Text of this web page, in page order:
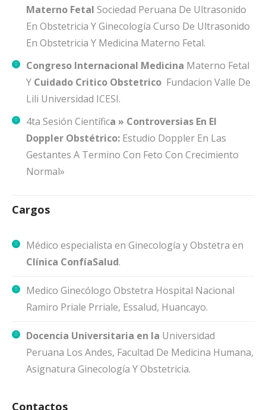
Materno Fetal Sociedad Peruana De Ultrasonido
En Obstetricia Y Ginecología Curso De Ultrasonido
En Obstetricia Y Medicina Materno Fetal.
Congreso Internacional Medicina Materno Fetal
Y Cuidado Critico Obstetrico Fundacion Valle De
Lili Universidad ICESI.
4ta Sesión Científica » Controversias En El
Doppler Obstétrico: Estudio Doppler En Las
Gestantes A Termino Con Feto Con Crecimiento
Normal»
Cargos
Médico especialista en Ginecología y Obstetra en
Clínica ConfíaSalud.
Medico Ginecólogo Obstetra Hospital Nacional
Ramiro Priale Prriale, Essalud, Huancayo.
Docencia Universitaria en la Universidad
Peruana Los Andes, Facultad De Medicina Humana,
Asignatura Ginecología Y Obstetricia.
Contactos